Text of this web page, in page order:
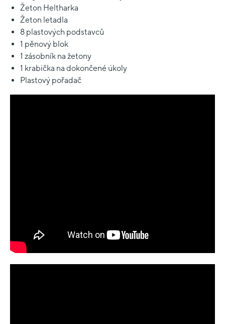
Žeton Heltharka
Žeton letadla
8 plastových podstavců
1 pěnový blok
1 zásobník na žetony
1 krabička na dokončené úkoly
Plastový pořadač